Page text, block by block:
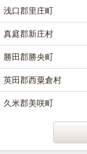
浅口郡里庄町
真庭郡新庄村
勝田郡勝央町
英田郡西粟倉村
久米郡美咲町